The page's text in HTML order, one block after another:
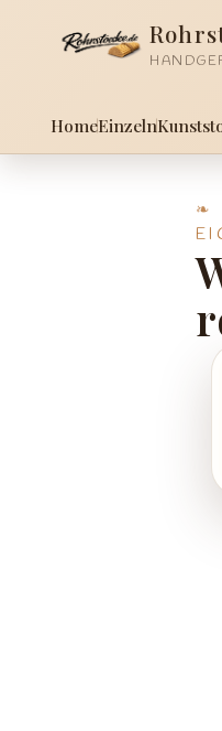
Hauptinhalt springen
Zur Suche springen
Zur Hauptnavigation
HomeEinzeln